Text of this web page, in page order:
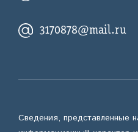
3170878@mail.ru
Сведения, представленные